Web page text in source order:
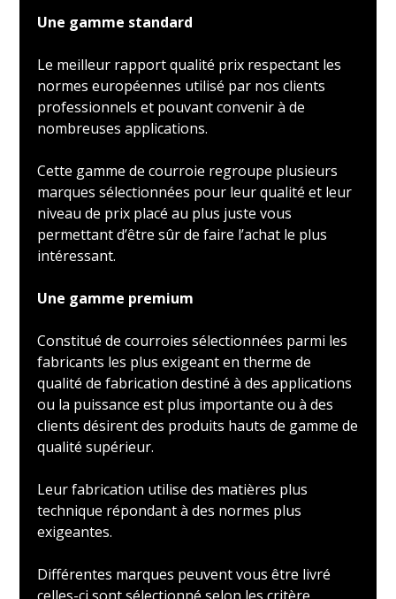
Une gamme standard
Le meilleur rapport qualité prix respectant les
normes européennes utilisé par nos clients
professionnels et pouvant convenir à de
nombreuses applications.
Cette gamme de courroie regroupe plusieurs
marques sélectionnées pour leur qualité et leur
niveau de prix placé au plus juste vous
permettant d’être sûr de faire l’achat le plus
intéressant.
Une gamme premium
Constitué de courroies sélectionnées parmi les
fabricants les plus exigeant en therme de
qualité de fabrication destiné à des applications
ou la puissance est plus importante ou à des
clients désirent des produits hauts de gamme de
qualité supérieur.
Leur fabrication utilise des matières plus
technique répondant à des normes plus
exigeantes.
Différentes marques peuvent vous être livré